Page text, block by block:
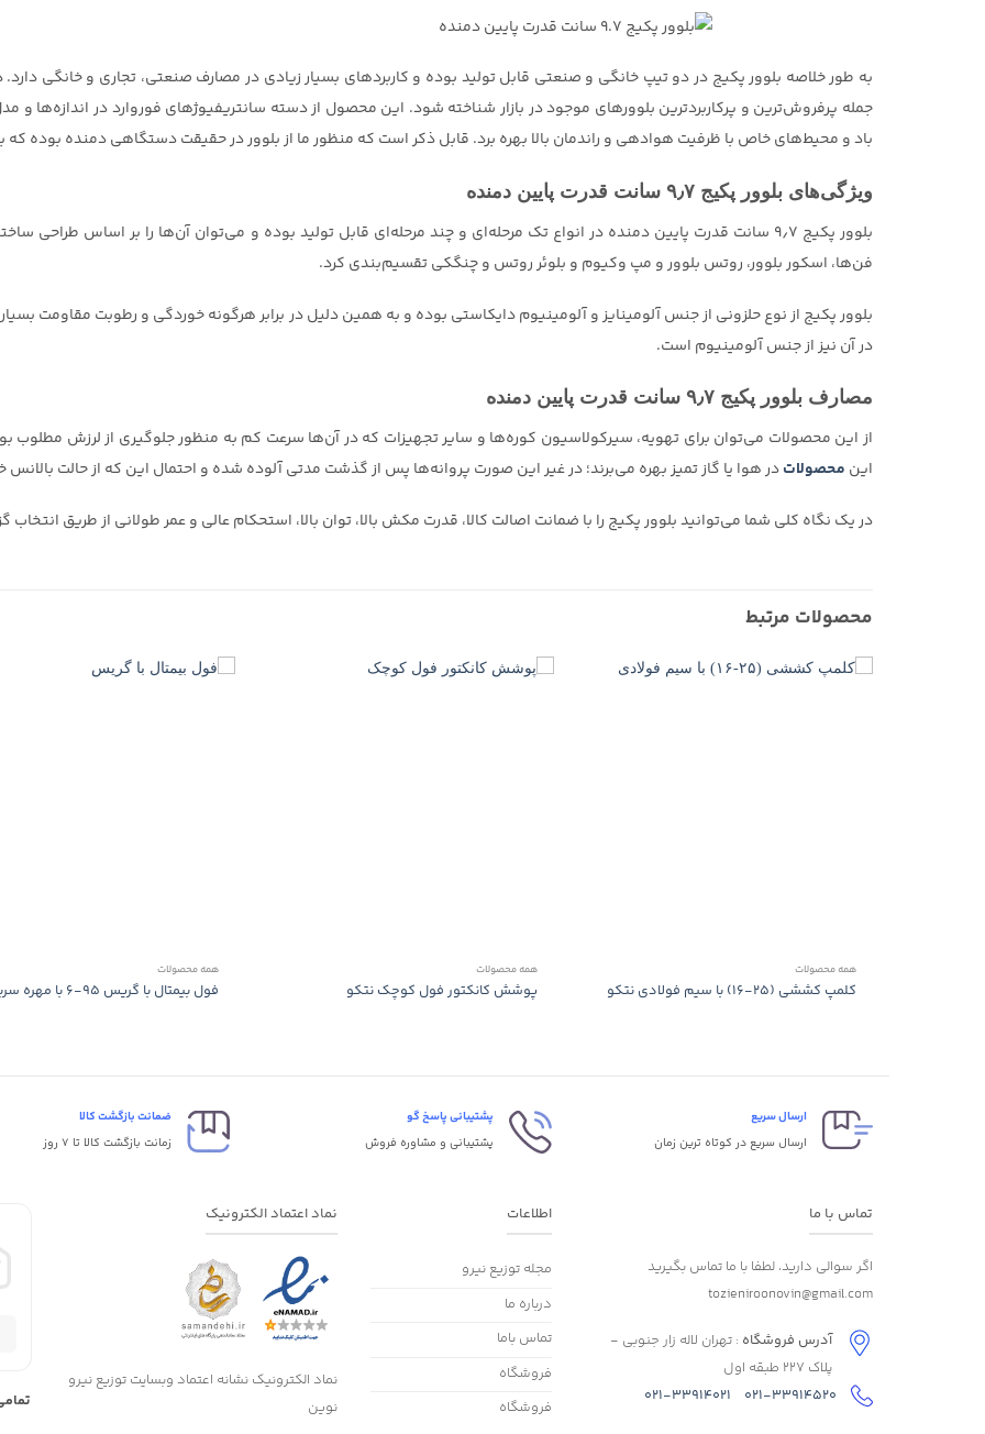
به طور خلاصه بلوور پکیج در دو تیپ خانگی و صنعتی قابل تولید بوده و کاربردهای بسیار زیادی در مصارف صنعتی، تجاری و خانگی
جمله پرفروش‌ترین و پرکاربردترین بلوورهای موجود در بازار شناخته شود. این محصول از دسته سانتریفیوژهای فوروارد در اندازه‌ها
باد و محیط‌های خاص با ظرفیت هوادهی و راندمان بالا بهره برد. قابل ذکر است که منظور ما از بلوور در حقیقت دستگاهی دمنده بوده که
ویژگی‌های بلوور پکیج ۹٫۷ سانت قدرت پایین دمنده
بلوور پکیج ۹٫۷ سانت قدرت پایین دمنده در انواع تک مرحله‌ای و چند مرحله‌ای قابل تولید بوده و می‌توان آن‌ها را بر اساس
فن‌ها، اسکور بلوور، روتس بلوور و مپ وکیوم و بلوئر روتس و چنگکی تقسیم‌بندی کرد.
بلوور پکیج از نوع حلزونی از جنس آلومینایز و آلومینیوم دایکاستی بوده و به همین دلیل در برابر هرگونه خوردگی و رطوبت مقاومت
در آن نیز از جنس آلومینیوم است.
مصارف بلوور پکیج ۹٫۷ سانت قدرت پایین دمنده
از این محصولات می‌توان برای تهویه، سیرکولاسیون کوره‌ها و سایر تجهیزات که در آن‌ها سرعت کم به منظور جلوگیری از لرزش
این محصولاتدر هوا یا گاز تمیز بهره می‌برند؛ در غیر این صورت پروانه‌ها پس از گذشت مدتی آلوده شده و احتمال این که از حالت
در یک نگاه کلی شما می‌توانید بلوور پکیج را با ضمانت اصالت کالا، قدرت مکش بالا، توان بالا، استحکام عالی و عمر طولانی از طریق انتخاب
محصولات مرتبط
همه محصولات
کلمپ کششی (۲۵-۱۶) با سیم فولادی نتکو
همه محصولات
پوشش کانکتور فول کوچک نتکو
همه محصولات
فول بیمتال با گریس ۹۵-۶ با مهره سربر نتکو
ارسال سریع
ارسال سریع در کوتاه ترین زمان
پشتیبانی پاسخ گو
پشتیبانی و مشاوره فروش
ضمانت بازگشت کالا
زمانت بازگشت کالا تا 7 روز
تماس با ما
اگر سوالی دارید، لطفا با ما تماس بگیرید
tozieniroonovin@gmail.com
آدرس فروشگاه : تهران لاله زار جنوبی -
پلاک 227 طبقه اول
021-33914520
021-33914021
اطلاعات
مجله توزیع نیرو
درباره ما
تماس باما
فروشگاه
فروشگاه
نماد اعتماد الکترونیک
نماد الکترونیک نشانه اعتماد وبسایت توزیع نیرو
نوین